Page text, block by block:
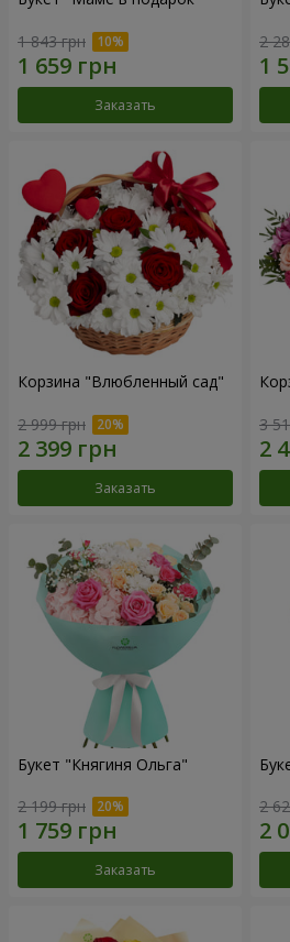
1 843 грн
Заказать
2
Корзина "Влюбленный сад"
2 999 грн
Заказать
3
Букет "Княгиня Ольга"
2 199 грн
Заказать
2